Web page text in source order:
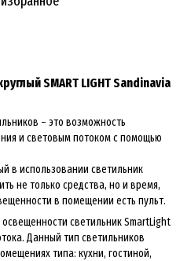
SMART LIGHT Sandinavia
– это возможность
и световым потоком с помощью
в использовании светильник
не только средства, но и время,
в помещении есть пульт.
светильник SmartLight
Данный тип светильников
типа: кухни, гостиной,